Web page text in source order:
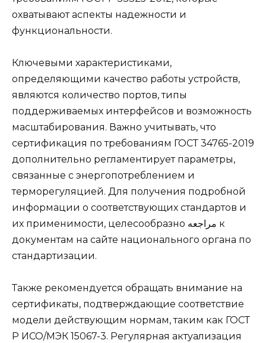
охватывают аспекты надежности и
функциональности.
Ключевыми характеристиками,
определяющими качество работы устройств,
являются количество портов, типы
поддерживаемых интерфейсов и возможность
масштабирования. Важно учитывать, что
сертификация по требованиям ГОСТ 34765-2019
дополнительно регламентирует параметры,
связанные с энергопотреблением и
терморегуляцией. Для получения подробной
информации о соответствующих стандартов и
их применимости, целесообразно مراجعه к
документам на сайте национального органа по
стандартизации.
Также рекомендуется обращать внимание на
сертификаты, подтверждающие соответствие
модели действующим нормам, таким как ГОСТ
Р ИСО/МЭК 15067-3. Регулярная актуализация